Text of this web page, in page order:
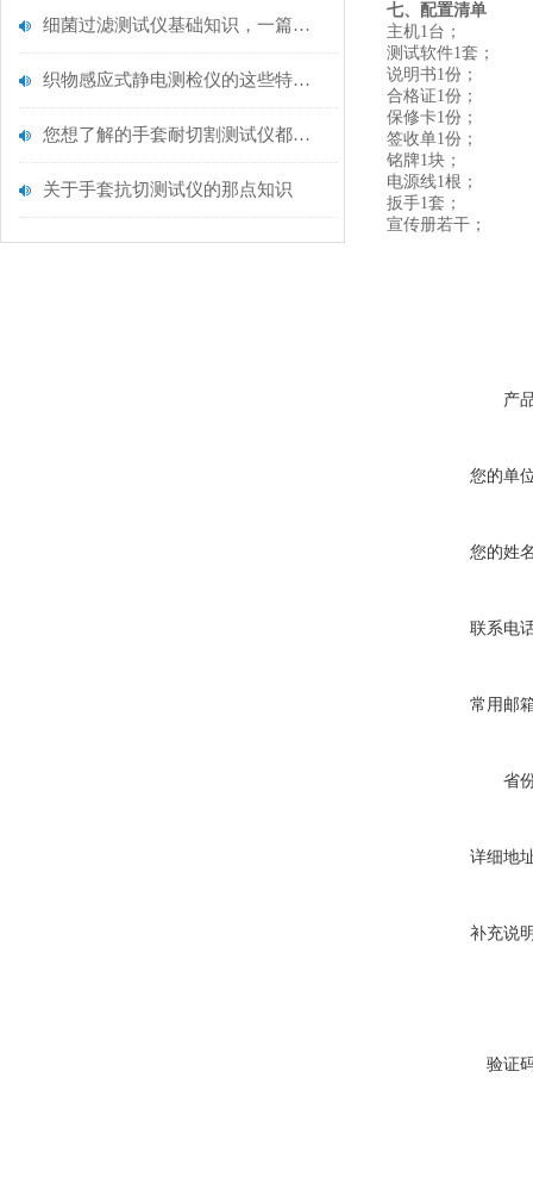
细菌过滤测试仪基础知识，一篇搞定
织物感应式静电测检仪的这些特点很少有人都知道
您想了解的手套耐切割测试仪都在这里了
关于手套抗切测试仪的那点知识
七、配置清单
主机1台；
测试软件1套；
说明书1份；
合格证1份；
保修卡1份；
签收单1份；
铭牌1块；
电源线1根；
扳手1套；
宣传册若干；
产
您的单
您的姓
联系电
常用邮
省
详细地
补充说
验证